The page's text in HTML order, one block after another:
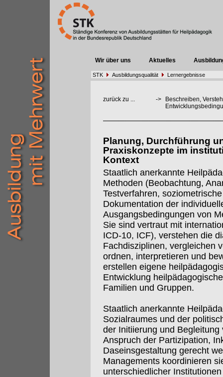
Wir über uns Aktuelles
STK Ausbildungsqualität Lernergebnisse
zurück zu ... ->
Beschreiben,
Planung, Durchführung
Praxiskonzepte im
Kontext
Staatlich anerkannte
Methoden (Beobachtung,
Testverfahren,
Dokumentation der
Ausgangsbedingungen von
Sie sind vertraut mit
ICD-10, ICF), verstehen die
Fachdisziplinen, vergleichen
ordnen, interpretieren und
erstellen eigene
Entwicklung
Familien und Gruppen.
Staatlich anerkannte
Sozialraumes und der
der Initiierung und
Anspruch der Partizipation,
Daseinsgestaltung gerecht
Managements koordinieren
unterschiedlicher